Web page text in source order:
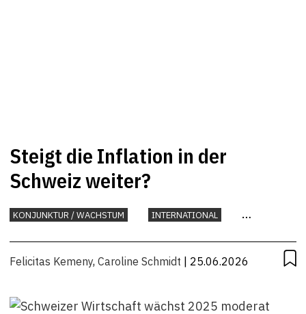
Steigt die Inflation in der
Schweiz weiter?
KONJUNKTUR / WACHSTUM
INTERNATIONAL
Felicitas Kemeny, Caroline Schmidt | 25.06.2026